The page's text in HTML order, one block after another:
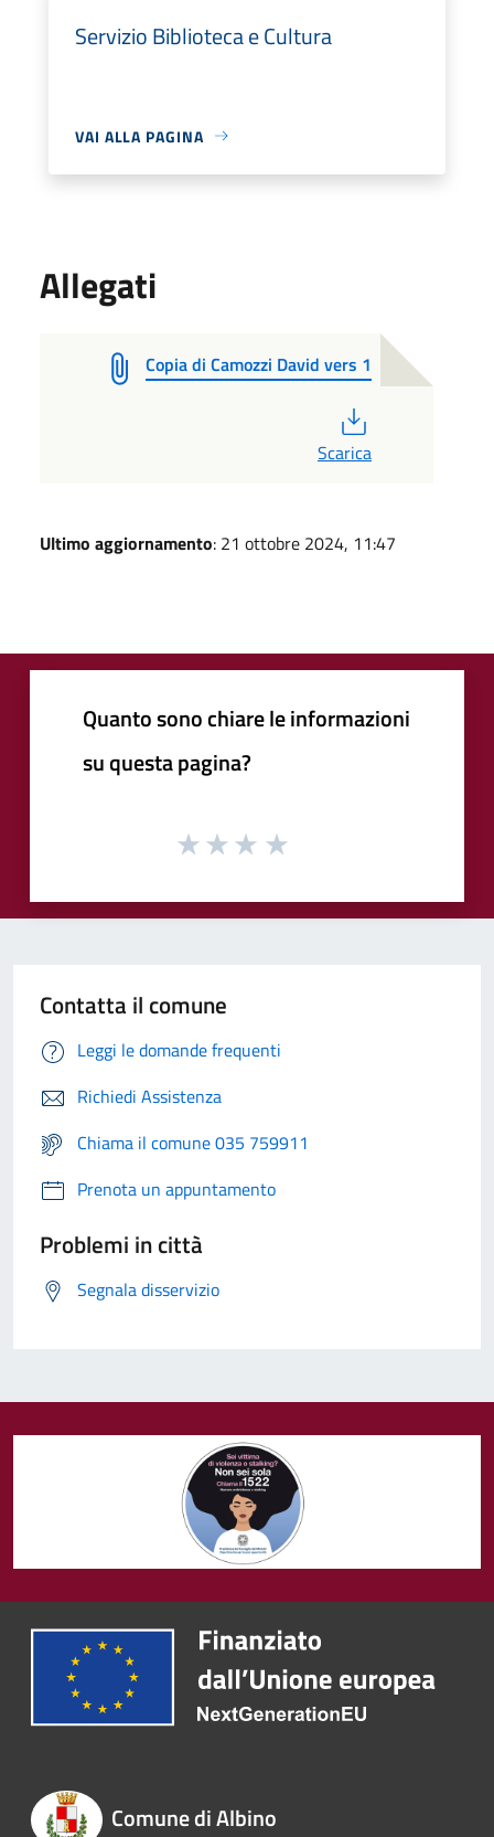
Servizio Biblioteca e Cultura
VAI ALLA PAGINA
Allegati
Copia di Camozzi David vers 1
Scarica
Ultimo aggiornamento: 21 ottobre 2024, 11:47
Quanto sono chiare le informazioni
su questa pagina?
Contatta il comune
Leggi le domande frequenti
Richiedi Assistenza
Chiama il comune 035 759911
Prenota un appuntamento
Problemi in città
Segnala disservizio
Comune di Albino